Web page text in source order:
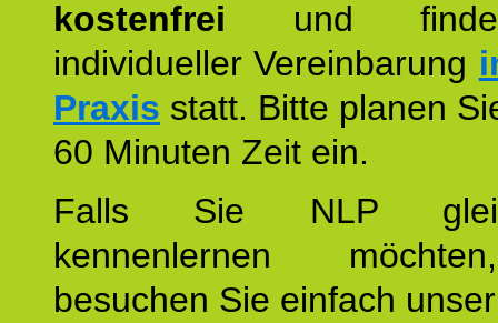
kostenfrei und
individueller Vereinbarung
Praxis statt. Bitte planen
60 Minuten Zeit ein.
Falls Sie NLP
kennenlernen
besuchen Sie einfach unser